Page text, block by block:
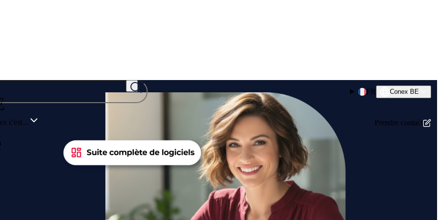
FR Conex BE
c'est... Prendre contact